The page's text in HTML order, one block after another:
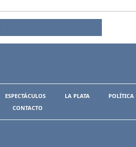
ESPECTÁCULOS LA PLATA POLÍTICA
CONTACTO